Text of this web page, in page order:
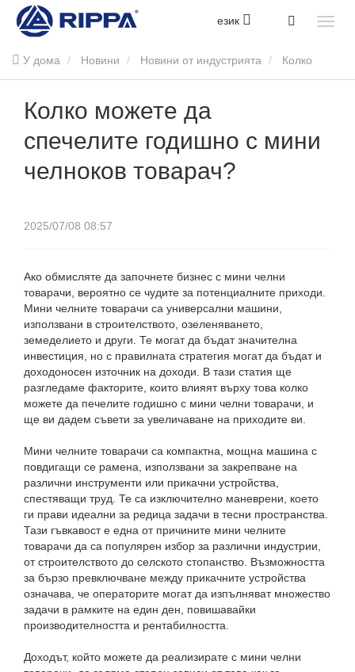
език
У дома Новини Новини от индустрията
Колко можете да
спечелите годишно с мини
челноков товарач?
2025/07/08 08:57
Ако обмисляте да започнете бизнес с мини челни
товарачи, вероятно се чудите за потенциалните приходи.
Мини челните товарачи са универсални машини,
използвани в строителството, озеленяването,
земеделието и други. Те могат да бъдат значителна
инвестиция, но с правилната стратегия могат да бъдат и
доходоносен източник на доходи. В тази статия ще
разгледаме факторите, които влияят върху това колко
можете да печелите годишно с мини челни товарачи, и
ще ви дадем съвети за увеличаване на приходите ви.
Мини челните товарачи са компактна, мощна машина с
повдигащи се рамена, използвани за закрепване на
различни инструменти или прикачни устройства,
спестяващи труд. Те са изключително маневрени, което
ги прави идеални за редица задачи в тесни пространства.
Тази гъвкавост е една от причините мини челните
товарачи да са популярен избор за различни индустрии,
от строителството до селското стопанство. Възможността
за бързо превключване между прикачните устройства
означава, че операторите могат да изпълняват множество
задачи в рамките на един ден, повишавайки
производителността и рентабилността.
Доходът, който можете да реализирате с мини челни